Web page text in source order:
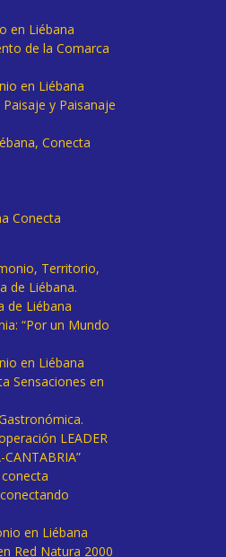
en Liébana
de la Comarca
en Liébana
y Paisanaje
Conecta
Conecta
Territorio,
de Liébana.
de Liébana
“Por un Mundo
en Liébana
Sensaciones en
LEADER
en Liébana
Red Natura 2000